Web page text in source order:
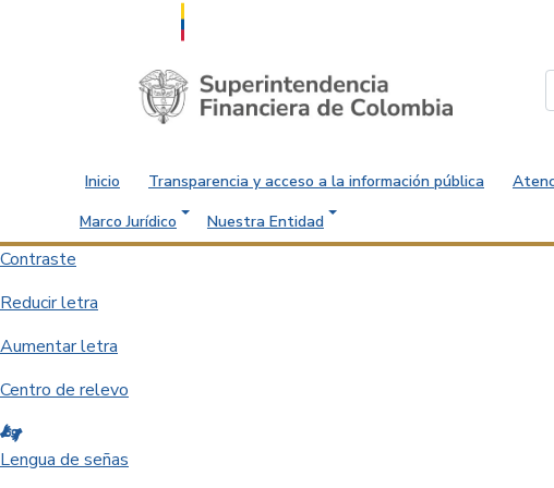
Saltar al contenido principal
Inicio Transparencia y acceso a la información pública
Marco Jurídico
Nuestra Entidad
Contraste
Reducir letra
Aumentar letra
Centro de relevo
Lengua de señas